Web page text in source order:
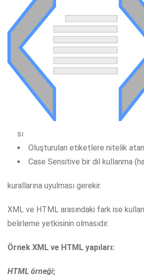
sı
Oluşturulan etiketlere nitelik
Case Sensitive bir dil kullanma
kurallarına uyulması gerekir.
XML ve HTML arasındaki fark ise
belirleme yetkisinin olmasıdır.
Örnek XML ve HTML yapıları:
HTML örneği;